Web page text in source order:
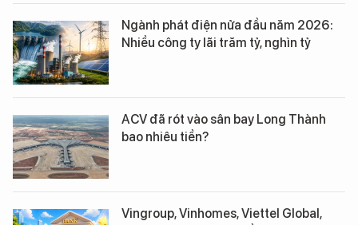
Ngành phát điện nửa đầu năm 2026:
Nhiều công ty lãi trăm tỷ, nghìn tỷ
ACV đã rót vào sân bay Long Thành
bao nhiêu tiền?
Vingroup, Vinhomes, Viettel Global,